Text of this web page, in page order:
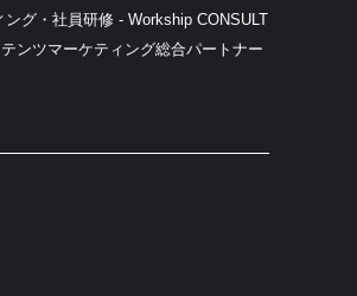
ング・社員研修 - Workship CONSULT
テンツマーケティング総合パートナー